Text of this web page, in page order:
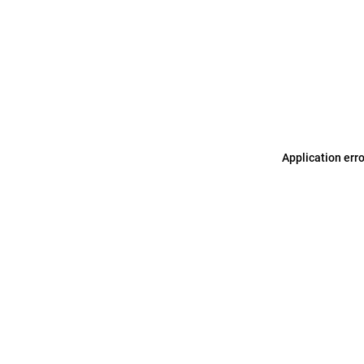
Application